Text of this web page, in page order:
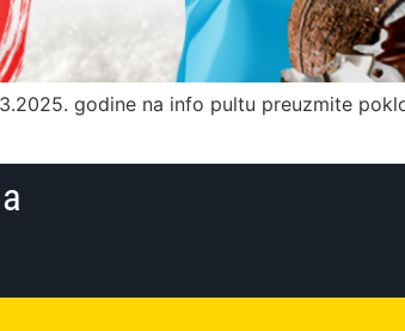
godine na info pultu preuzmite